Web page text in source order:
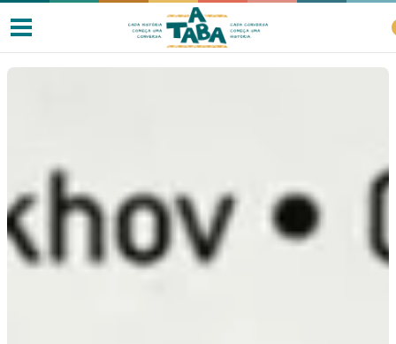
Resenhas
Clube de Leitores